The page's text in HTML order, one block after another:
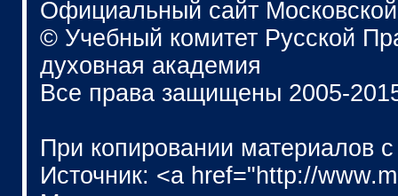
Официальный сайт
© Учебный комитет Русской
духовная академия
Все права защищены 2005-
При копировании материалов
Источник: <a href="http://